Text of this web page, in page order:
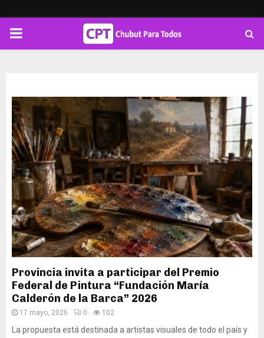
PRIMARY
Provincia invita a participar del Premio
Federal de Pintura “Fundación María
Calderón de la Barca” 2026
17 mayo, 2026 0 102
La propuesta está destinada a artistas visuales de todo el país y